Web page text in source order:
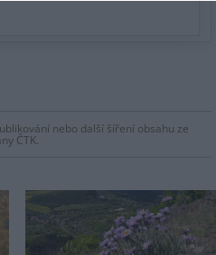
nebo další šíření obsahu ze
ČTK.